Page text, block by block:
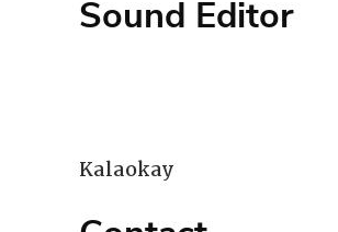
Sound Editor
Kalaokay